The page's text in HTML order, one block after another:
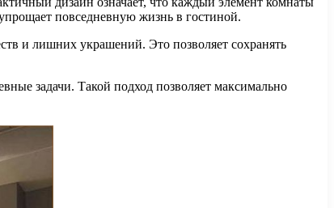
повседневную жизнь в гостиной.
и лишних украшений. Это позволяет сохранять
задачи. Такой подход позволяет максимально